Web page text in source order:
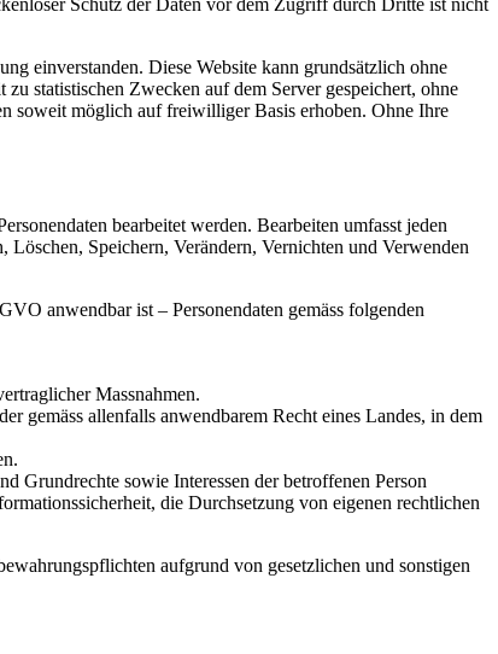
einverstanden. Diese Website kann grundsätzlich ohne
statistischen Zwecken auf dem Server gespeichert, ohne
soweit möglich auf freiwilliger Basis erhoben. Ohne Ihre
bearbeitet werden. Bearbeiten umfasst jeden
Speichern, Verändern, Vernichten und Verwenden
anwendbar ist – Personendaten gemäss folgenden
Massnahmen.
gemäss allenfalls anwendbarem Recht eines Landes, in dem
Grundrechte sowie Interessen der betroffenen Person
die Durchsetzung von eigenen rechtlichen
aufgrund von gesetzlichen und sonstigen